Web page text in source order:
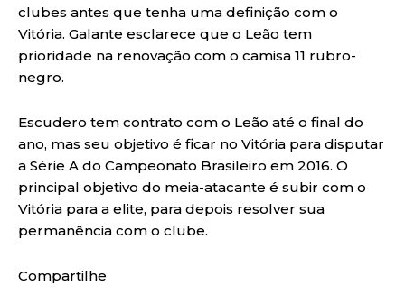
clubes antes que tenha uma definição com o
Vitória. Galante esclarece que o Leão tem
prioridade na renovação com o camisa 11 rubro-
negro.
Escudero tem contrato com o Leão até o final do
ano, mas seu objetivo é ficar no Vitória para disputar
a Série A do Campeonato Brasileiro em 2016. O
principal objetivo do meia-atacante é subir com o
Vitória para a elite, para depois resolver sua
permanência com o clube.
Compartilhe